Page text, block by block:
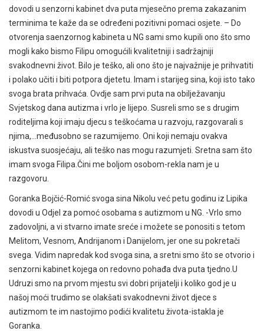
dovodi u senzorni kabinet dva puta mjesečno prema zakazanim
terminima te kaže da se određeni pozitivni pomaci osjete. – Do
otvorenja saenzornog kabineta u NG sami smo kupili ono što smo
mogli kako bismo Filipu omogućili kvalitetniji i sadržajniji
svakodnevni život. Bilo je teško, ali ono što je najvažnije je prihvatiti
i polako učiti i biti potpora djetetu. Imam i starijeg sina, koji isto tako
svoga brata prihvaća. Ovdje sam prvi puta na obilježavanju
Svjetskog dana autizma i vrlo je lijepo. Susreli smo se s drugim
roditeljima koji imaju djecu s teškoćama u razvoju, razgovarali s
njima,…međusobno se razumijemo. Oni koji nemaju ovakva
iskustva suosjećaju, ali teško nas mogu razumjeti. Sretna sam što
imam svoga Filipa.Čini me boljom osobom-rekla nam je u
razgovoru.
Goranka Bojčić-Romić svoga sina Nikolu već petu godinu iz Lipika
dovodi u Odjel za pomoć osobama s autizmom u NG. -Vrlo smo
zadovoljni, a vi stvarno imate sreće i možete se ponositi s tetom
Melitom, Vesnom, Andrijanom i Danijelom, jer one su pokretači
svega. Vidim napredak kod svoga sina, a sretni smo što se otvorio i
senzorni kabinet kojega on redovno pohađa dva puta tjedno.U
Udruzi smo na prvom mjestu svi dobri prijatelji i koliko god je u
našoj moći trudimo se olakšati svakodnevni život djece s
autizmom te im nastojimo podići kvalitetu života-istakla je
Goranka.